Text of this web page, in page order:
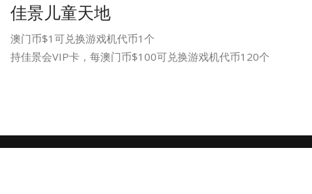
佳景儿童天地
澳门币$1可兑换游戏机代币1个
持佳景会VIP卡，每澳门币$100可兑换游戏机代币120个